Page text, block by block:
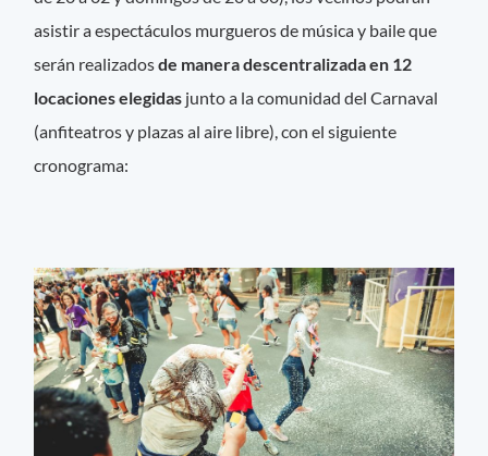
asistir a espectáculos murgueros de música y baile que
serán realizadosde manera descentralizada en 12
locaciones elegidas junto a la comunidad del Carnaval
(anfiteatros y plazas al aire libre), con el siguiente
cronograma: